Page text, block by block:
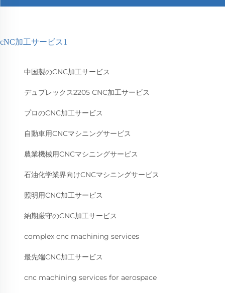
cNC加工サービス1
中国製のCNC加工サービス
デュプレックス2205 CNC加工サービス
プロのCNC加工サービス
自動車用CNCマシニングサービス
農業機械用CNCマシニングサービス
石油化学業界向けCNCマシニングサービス
照明用CNC加工サービス
納期厳守のCNC加工サービス
complex cnc machining services
最先端CNC加工サービス
cnc machining services for aerospace